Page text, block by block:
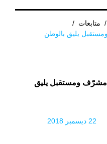
/ متابعات /
يليق بالوطن
ومستقبل يليق